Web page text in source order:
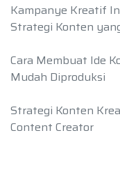
Kampanye Kreatif
Strategi Konten
Cara Membuat Ide
Mudah Diproduksi
Strategi Konten
Content Creator